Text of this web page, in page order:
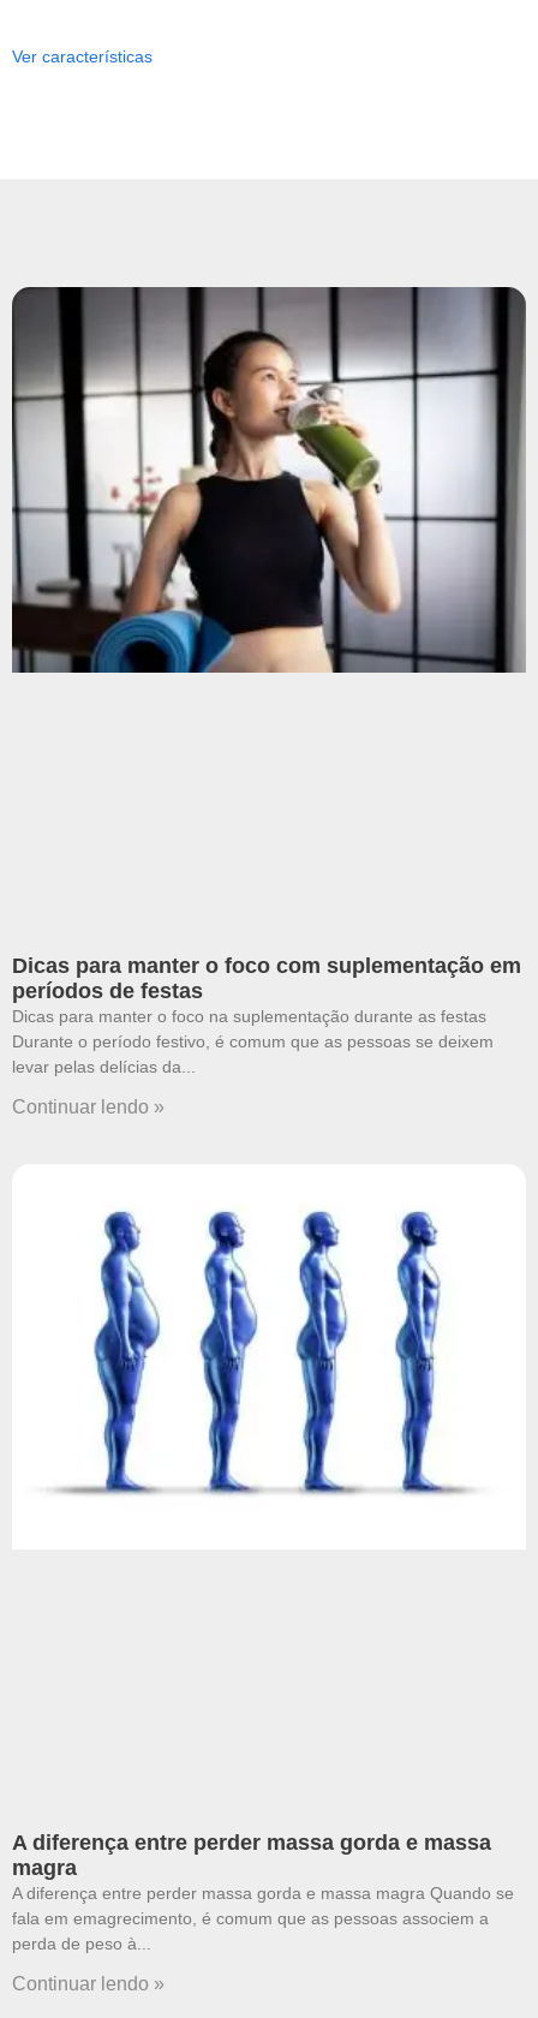
Ver características
Dicas para manter o foco com suplementação em
períodos de festas
Dicas para manter o foco na suplementação durante as festas
Durante o período festivo, é comum que as pessoas se deixem
levar pelas delícias da
Continuar lendo »
A diferença entre perder massa gorda e massa
magra
A diferença entre perder massa gorda e massa magra Quando se
fala em emagrecimento, é comum que as pessoas associem a
perda de peso à
Continuar lendo »